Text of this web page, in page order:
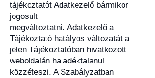
tájékoztatót Adatkezelő bármikor
jogosult
megváltoztatni. Adatkezelő a
Tájékoztató hatályos változatát a
jelen Tájékoztatóban hivatkozott
weboldalán haladéktalanul
közzéteszi. A Szabályzatban